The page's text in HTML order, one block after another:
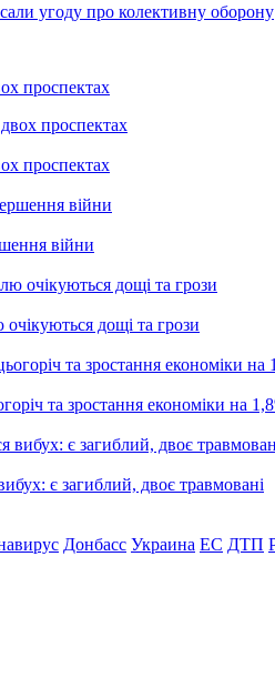
угоду про колективну оборону
проспектах
проспектах
війни
дощі та грози
та зростання економіки на
є загиблий, двоє травмовані
Донбасс Украина ЕС ДТП